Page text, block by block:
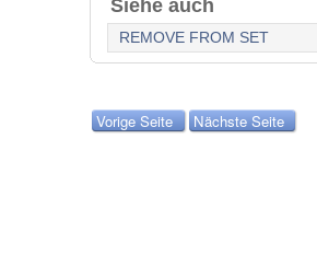
Siehe auch
REMOVE FROM SET
Vorige Seite Nächste Seite